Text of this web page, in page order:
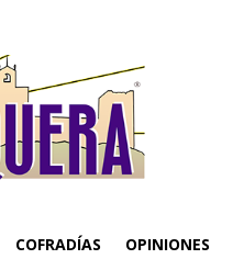
COFRADÍAS OPINIONES